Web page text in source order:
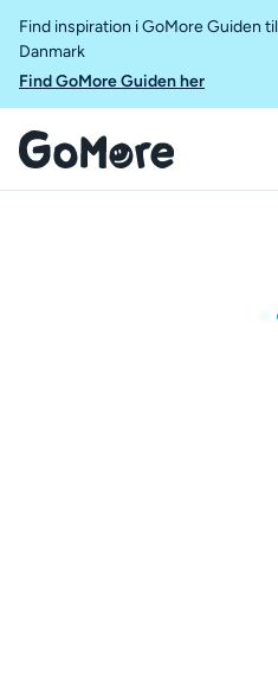
Find inspiration i GoMore Guiden
Danmark
Find GoMore Guiden her